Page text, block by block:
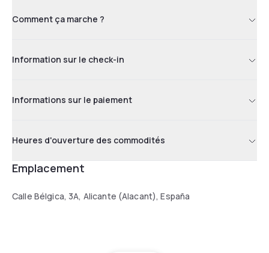
Comment ça marche ?
Information sur le check-in
Informations sur le paiement
Heures d'ouverture des commodités
Emplacement
Calle Bélgica, 3A, Alicante (Alacant), España